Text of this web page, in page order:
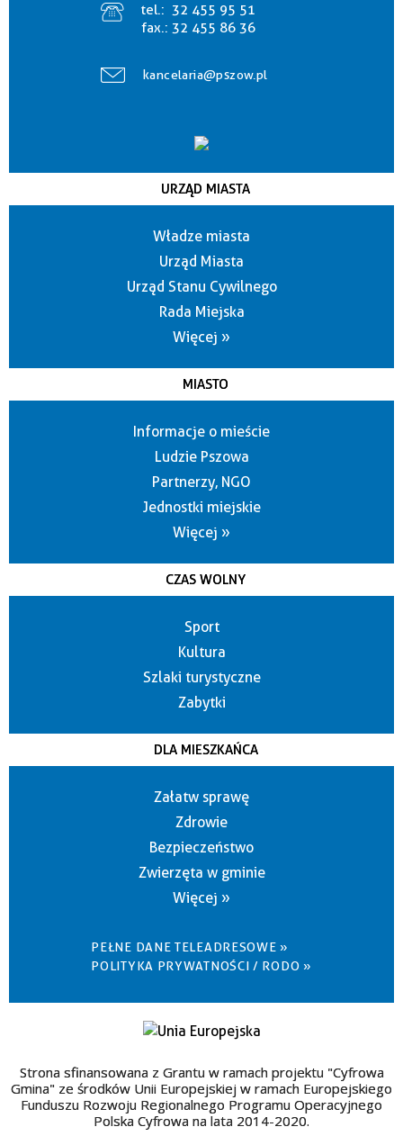
tel.: 32 455 95 51
fax.: 32 455 86 36
kancelaria@pszow.pl
URZĄD MIASTA
Władze miasta
Urząd Miasta
Urząd Stanu Cywilnego
Rada Miejska
Więcej »
MIASTO
Informacje o mieście
Ludzie Pszowa
Partnerzy, NGO
Jednostki miejskie
Więcej »
CZAS WOLNY
Sport
Kultura
Szlaki turystyczne
Zabytki
DLA MIESZKAŃCA
Załatw sprawę
Zdrowie
Bezpieczeństwo
Zwierzęta w gminie
Więcej »
PEŁNE DANE TELEADRESOWE »
POLITYKA PRYWATNOŚCI / RODO »
Strona sfinansowana z Grantu w ramach projektu "Cyfrowa
Gmina" ze środków Unii Europejskiej w ramach Europejskiego
Funduszu Rozwoju Regionalnego Programu Operacyjnego
Polska Cyfrowa na lata 2014-2020.